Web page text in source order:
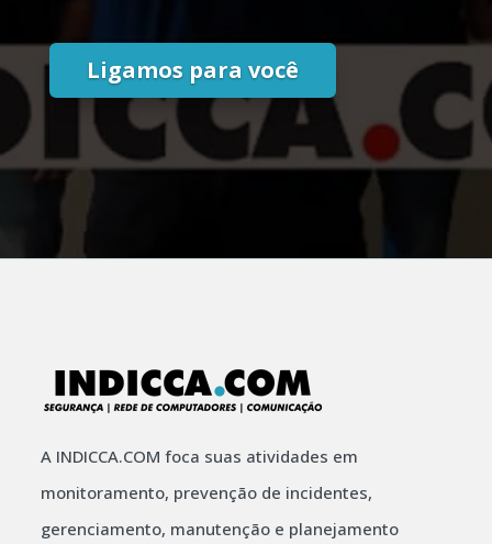
Ligamos para você
A INDICCA.COM foca suas atividades em
monitoramento, prevenção de incidentes,
gerenciamento, manutenção e planejamento